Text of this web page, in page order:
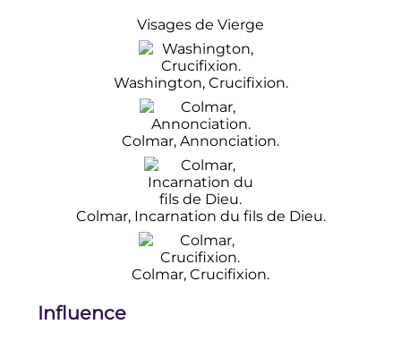
Visages de Vierge
Washington, Crucifixion.
Colmar, Annonciation.
Colmar, Incarnation du fils de Dieu.
Colmar, Crucifixion.
Influence